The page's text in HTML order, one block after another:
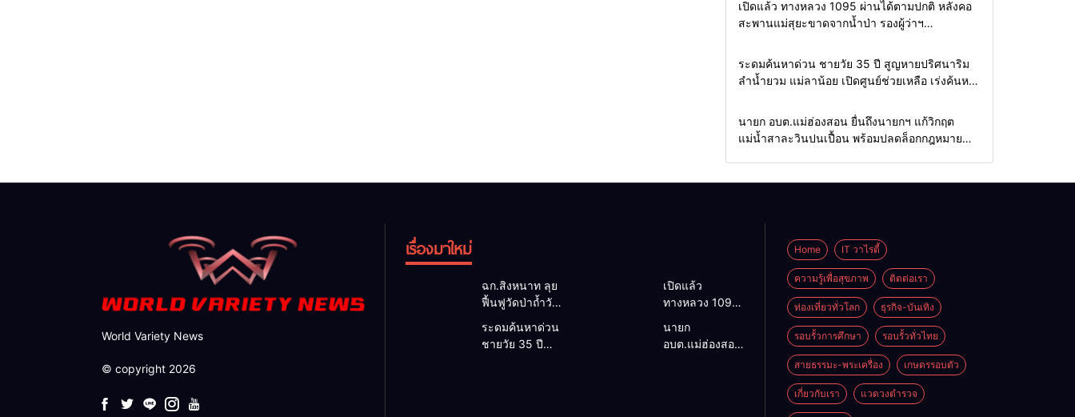
Home รอบรั้วทั่วไทย
เปิดแล้ว ทางหลวง 1095 ผ่านได้ตามปกติ หลังคอ
สะพานแม่สุยะขาดจากน้ำป่า รองผู้ว่าฯ
Home รอบรั้วทั่วไทย
ระดมค้นหาด่วน ชายวัย 35 ปี สูญหายปริศนาริม
ลำน้ำยวม แม่ลาน้อย เปิดศูนย์ช่วยเหลือ เร่งค้นหา
Home รอบรั้วทั่วไทย
นายก อบต.แม่ฮ่องสอน ยื่นถึงนายกฯ แก้วิกฤต
แม่น้ำสาละวินปนเปื้อน พร้อมปลดล็อกกฎหมาย
World Variety News
© copyright 2026
เรื่องมาใหม่
ฉก.สิงหนาท ลุย
ฟื้นฟูวัดป่าถ้ำวัว
ระดมกำลัง
เคลียร์ใต้สะพาน
ซ่อมคอสะพาน
เปิดแล้ว
ทางหลวง 1095
หลังคอสะพาน
แม่สุยะขาดจาก
ระดมค้นหาด่วน
ชายวัย 35 ปี
นายก
อบต.แม่ฮ่องสอน
Home IT วาไรตี้
ความรู้เพื่อสุขภาพ ติดต่อเรา
ท่องเที่ยวทั่วโลก ธุรกิจ-บันเทิง
รอบรั้วการศึกษา รอบรั้วทั่วไทย
สายธรรมะ-พระเครื่อง เกษตรรอบตัว
เกี่ยวกับเรา แวดวงตำรวจ